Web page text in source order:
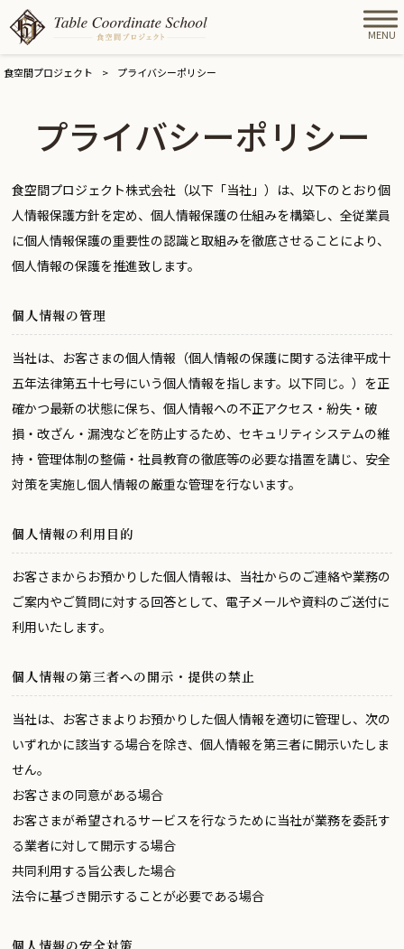
MENU
食空間プロジェクト > プライバシーポリシー
プライバシーポリシー
食空間プロジェクト株式会社（以下「当社」）は、以下のとおり個
人情報保護方針を定め、個人情報保護の仕組みを構築し、全従業員
に個人情報保護の重要性の認識と取組みを徹底させることにより、
個人情報の保護を推進致します。
個人情報の管理
当社は、お客さまの個人情報（個人情報の保護に関する法律平成十
五年法律第五十七号にいう個人情報を指します。以下同じ。）を正
確かつ最新の状態に保ち、個人情報への不正アクセス・紛失・破
損・改ざん・漏洩などを防止するため、セキュリティシステムの維
持・管理体制の整備・社員教育の徹底等の必要な措置を講じ、安全
対策を実施し個人情報の厳重な管理を行ないます。
個人情報の利用目的
お客さまからお預かりした個人情報は、当社からのご連絡や業務の
ご案内やご質問に対する回答として、電子メールや資料のご送付に
利用いたします。
個人情報の第三者への開示・提供の禁止
当社は、お客さまよりお預かりした個人情報を適切に管理し、次の
いずれかに該当する場合を除き、個人情報を第三者に開示いたしま
せん。
お客さまの同意がある場合
お客さまが希望されるサービスを行なうために当社が業務を委託す
る業者に対して開示する場合
共同利用する旨公表した場合
法令に基づき開示することが必要である場合